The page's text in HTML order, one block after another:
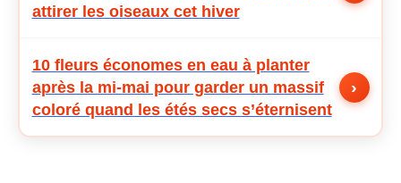
attirer les oiseaux cet hiver
10 fleurs économes en eau à planter
après la mi-mai pour garder un massif
coloré quand les étés secs s’éternisent
›